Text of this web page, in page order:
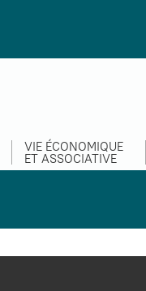
VIE ÉCONOMIQUE
ET ASSOCIATIVE